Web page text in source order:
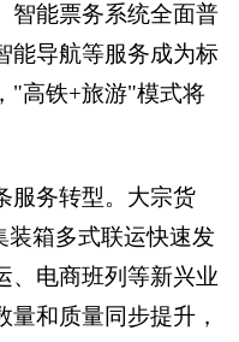
智能票务系统全面普
能导航等服务成为标
"高铁+旅游"模式将
服务转型。大宗货
箱多式联运快速发
、电商班列等新兴业
和质量同步提升，